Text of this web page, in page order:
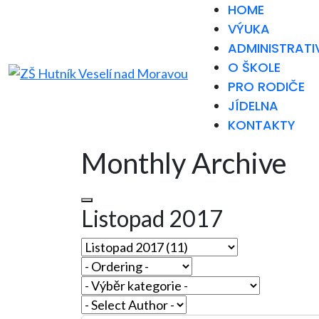
HOME
VÝUKA
O ŠKOLE
PRO RODIČE
JÍDELNA
KONTAKTY
Monthly Archive
Listopad 2017